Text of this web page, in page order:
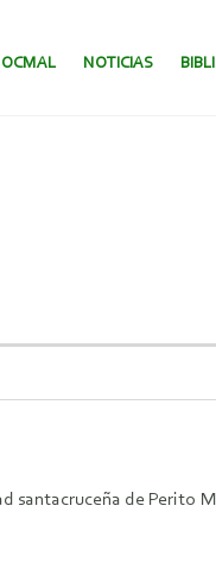
OCMAL NOTICIAS
santacruceña de Perito